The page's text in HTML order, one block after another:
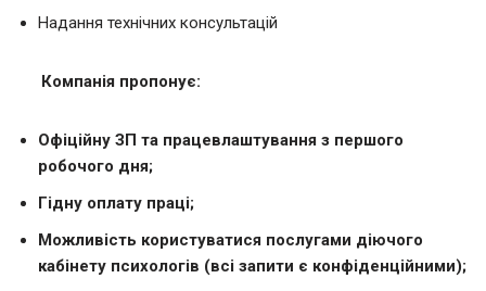
Надання технічних консультацій
Компанія пропонує:
Офіційну ЗП та працевлаштування з першого
робочого дня;
Гідну оплату праці;
Можливість користуватися послугами діючого
кабінету психологів (всі запити є конфіденційними);